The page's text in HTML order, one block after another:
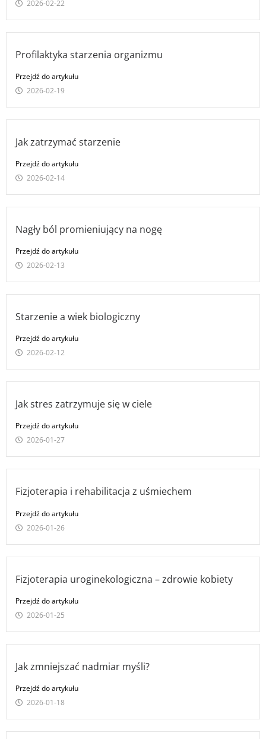
2026-02-22
Profilaktyka starzenia organizmu
Przejdź do artykułu
2026-02-19
Jak zatrzymać starzenie
Przejdź do artykułu
2026-02-14
Nagły ból promieniujący na nogę
Przejdź do artykułu
2026-02-13
Starzenie a wiek biologiczny
Przejdź do artykułu
2026-02-12
Jak stres zatrzymuje się w ciele
Przejdź do artykułu
2026-01-27
Fizjoterapia i rehabilitacja z uśmiechem
Przejdź do artykułu
2026-01-26
Fizjoterapia uroginekologiczna – zdrowie kobiety
Przejdź do artykułu
2026-01-25
Jak zmniejszać nadmiar myśli?
Przejdź do artykułu
2026-01-18